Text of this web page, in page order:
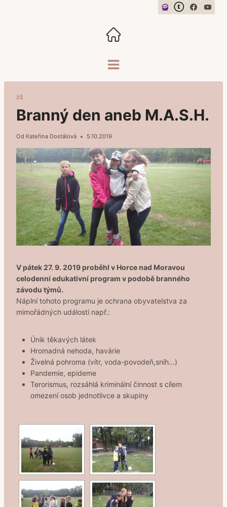
ZŠ
Branný den aneb M.A.S.H.
Od Kateřina Dostálová 5.10.2019
V pátek 27. 9. 2019 proběhl v Horce nad Moravou
celodenní edukativní program v podobě branného
závodu týmů.
Náplní tohoto programu je ochrana obyvatelstva za
mimořádných událostí např.:
Únik těkavých látek
Hromadná nehoda, havárie
Živelná pohroma (vítr, voda-povodeň,sníh…)
Pandemie, epideme
Terorismus, rozsáhlá kriminální činnost s cílem
omezení osob jednotlivce a skupiny